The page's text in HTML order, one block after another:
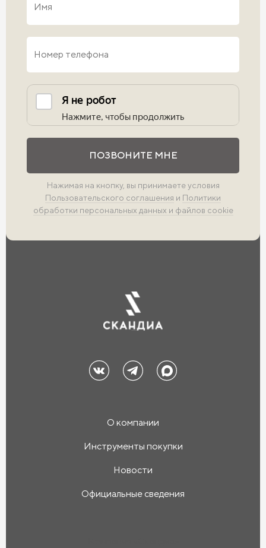
ПОЗВОНИТЕ МНЕ
Нажимая на кнопку, вы принимаете условия
Пользовательского соглашения и Политики
обработки персональных данных и файлов cookie
О компании
Инструменты покупки
Новости
Официальные сведения